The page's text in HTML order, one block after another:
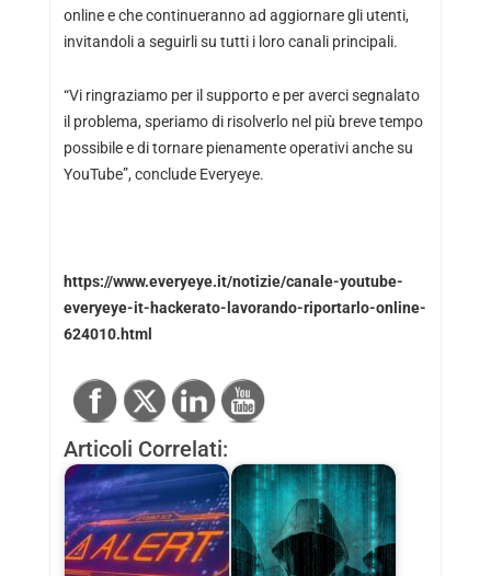
online e che continueranno ad aggiornare gli utenti,
invitandoli a seguirli su tutti i loro canali principali.
“Vi ringraziamo per il supporto e per averci segnalato
il problema, speriamo di risolverlo nel più breve tempo
possibile e di tornare pienamente operativi anche su
YouTube”, conclude Everyeye.
https://www.everyeye.it/notizie/canale-youtube-
everyeye-it-hackerato-lavorando-riportarlo-online-
624010.html
Articoli Correlati: